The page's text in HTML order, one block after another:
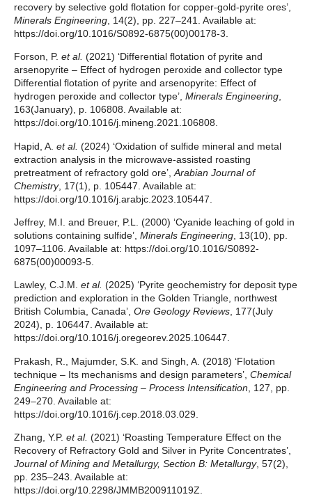
recovery by selective gold flotation for copper-gold-pyrite ores’,
Minerals Engineering , 14(2), pp. 227–241. Available at:
https://doi.org/10.1016/S0892-6875(00)00178-3.
Forson, P. et al. (2021) ‘Differential flotation of pyrite and
arsenopyrite – Effect of hydrogen peroxide and collector type
Differential flotation of pyrite and arsenopyrite: Effect of
hydrogen peroxide and collector type’, Minerals Engineering,
163(January), p. 106808. Available at:
https://doi.org/10.1016/j.mineng.2021.106808.
Hapid, A. et al. (2024) ‘Oxidation of sulfide mineral and metal
extraction analysis in the microwave-assisted roasting
pretreatment of refractory gold ore’, Arabian Journal of
Chemistry, 17(1), p. 105447. Available at:
https://doi.org/10.1016/j.arabjc.2023.105447.
Jeffrey, M.I. and Breuer, P.L. (2000) ‘Cyanide leaching of gold in
solutions containing sulfide’, Minerals Engineering , 13(10), pp.
1097–1106. Available at: https://doi.org/10.1016/S0892-
6875(00)00093-5.
Lawley, C.J.M. et al. (2025) ‘Pyrite geochemistry for deposit type
prediction and exploration in the Golden Triangle, northwest
British Columbia, Canada’, Ore Geology Reviews, 177(July
2024), p. 106447. Available at:
https://doi.org/10.1016/j.oregeorev.2025.106447.
Prakash, R., Majumder, S.K. and Singh, A. (2018) ‘Flotation
technique – Its mechanisms and design parameters’, Chemical
Engineering and Processing – Process Intensification , 127, pp.
249–270. Available at:
https://doi.org/10.1016/j.cep.2018.03.029.
Zhang, Y.P. et al. (2021) ‘Roasting Temperature Effect on the
Recovery of Refractory Gold and Silver in Pyrite Concentrates’,
Journal of Mining and Metallurgy, Section B: Metallurgy, 57(2),
pp. 235–243. Available at:
https://doi.org/10.2298/JMMB200911019Z.